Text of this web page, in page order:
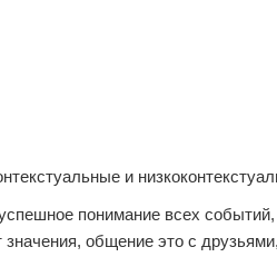
и
понимание всех
общение это с